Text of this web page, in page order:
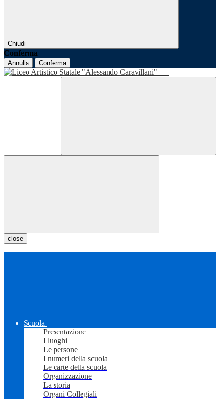
Chiudi
Conferma
Annulla Conferma
close
Scuola
Presentazione
I luoghi
Le persone
I numeri della scuola
Le carte della scuola
Organizzazione
La storia
Organi Collegiali